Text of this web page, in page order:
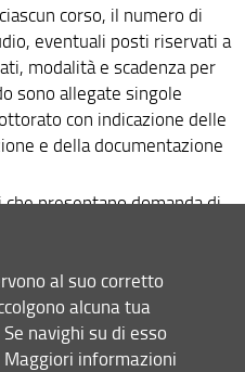
corso, il numero di
eventuali posti riservati a
modalità e scadenza per
sono allegate singole
con indicazione delle
e della documentazione
presentano domanda di
o da Istituzioni scientifiche
candidati titolari di borse di
Europea o da altra
internazionale, è possibile
oltre al numero di posti
al suo corretto
alcuna tua
navighi su di esso
Maggiori informazioni